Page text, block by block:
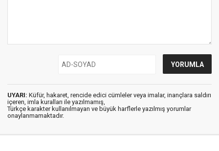
UYARI: Küfür, hakaret, rencide edici cümleler veya imalar, inançlara saldırı
içeren, imla kuralları ile yazılmamış,
Türkçe karakter kullanılmayan ve büyük harflerle yazılmış yorumlar
onaylanmamaktadır.